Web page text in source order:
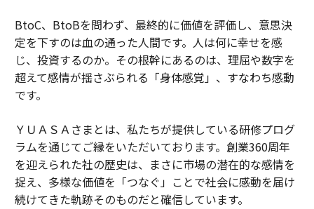
BtoC、BtoBを問わず、最終的に価値を評価し、意思決
定を下すのは血の通った人間です。人は何に幸せを感
じ、投資するのか。その根幹にあるのは、理屈や数字を
超えて感情が揺さぶられる「身体感覚」、すなわち感動
です。
ＹＵＡＳＡさまとは、私たちが提供している研修プログ
ラムを通じてご縁をいただいております。創業360周年
を迎えられた社の歴史は、まさに市場の潜在的な感情を
捉え、多様な価値を「つなぐ」ことで社会に感動を届け
続けてきた軌跡そのものだと確信しています。